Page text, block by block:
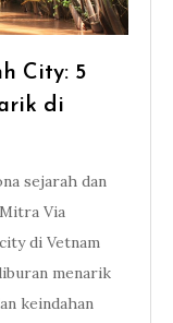
City: 5
di
sejarah dan
Via
di Vetnam
menarik
keindahan